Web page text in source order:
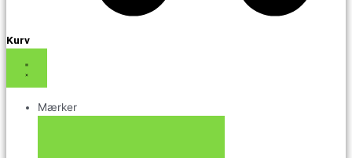
Kurv
Mærker